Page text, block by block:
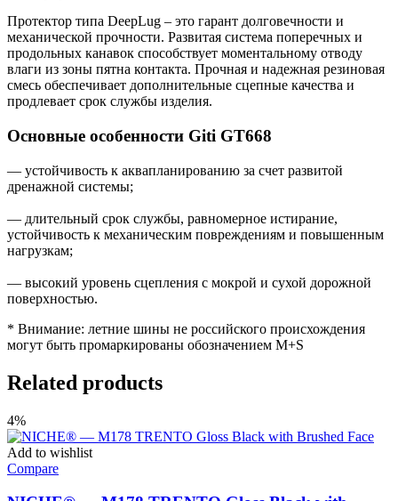
Протектор типа DeepLug – это гарант долговечности и
механической прочности. Развитая система поперечных и
продольных канавок способствует моментальному отводу
влаги из зоны пятна контакта. Прочная и надежная резиновая
смесь обеспечивает дополнительные сцепные качества и
продлевает срок службы изделия.
Основные особенности Giti GT668
— устойчивость к аквапланированию за счет развитой
дренажной системы;
— длительный срок службы, равномерное истирание,
устойчивость к механическим повреждениям и повышенным
нагрузкам;
— высокий уровень сцепления с мокрой и сухой дорожной
поверхностью.
* Внимание: летние шины не российского происхождения
могут быть промаркированы обозначением M+S
Related products
4%
Add to wishlist
Compare